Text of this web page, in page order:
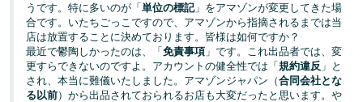
うです。特に多いのが「単位の標記」をアマゾンが変更してきた場
合です。いたちごっこですので、アマゾンから指摘されるまでは当
店は放置することに決めております。皆様は如何ですか？
最近で鬱陶しかったのは、「免責事項 」です。これ出品者では、変
更すらできないのですよ。アカウントの健全性では「規約違反 」と
され、本当に難儀いたしました。アマゾンジャパン（合同会社とな
る以前）から出品されておられるお店も大変だったと思います。や